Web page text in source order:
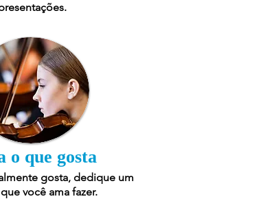
o que gosta
gosta, dedique um
você ama fazer.